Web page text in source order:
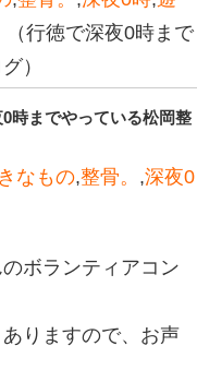
好きなもの,整
サート。（
長のブログ）
行徳で深夜0時